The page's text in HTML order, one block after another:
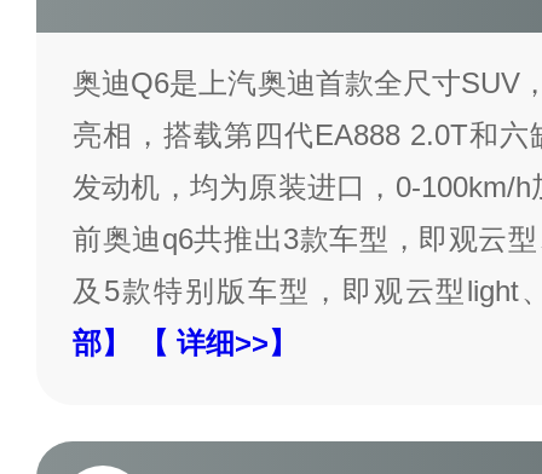
奥迪Q6是上汽奥迪首款全尺寸SUV
亮相，搭载第四代EA888 2.0T和六
发动机，均为原装进口，0-100km/
前奥迪q6共推出3款车型，即观云
及5款特别版车型，即观云型light
部】
【 详细>>】